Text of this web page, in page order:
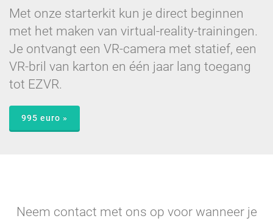
Met onze starterkit kun je direct beginnen
met het maken van virtual-reality-trainingen.
Je ontvangt een VR-camera met statief, een
VR-bril van karton en één jaar lang toegang
tot EZVR.
995 euro »
Neem contact met ons op voor wanneer je